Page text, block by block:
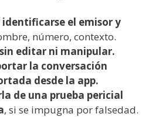
identificarse el emisor y
número, contexto.
editar ni manipular.
la conversación
desde la app.
de una prueba pericial
, si se impugna por falsedad.